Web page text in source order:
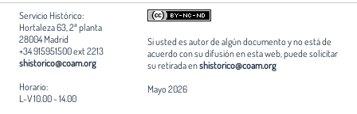
Servicio Histórico:
Hortaleza 63, 2ª planta
28004 Madrid
+34 915951500 ext 2213
shistorico@coam.org
Horario:
L-V 10.00 - 14.00
Si usted es autor de algún documento y no está de
acuerdo con su difusión en esta web, puede solicitar
su retirada enshistorico@coam.org
Mayo 2026